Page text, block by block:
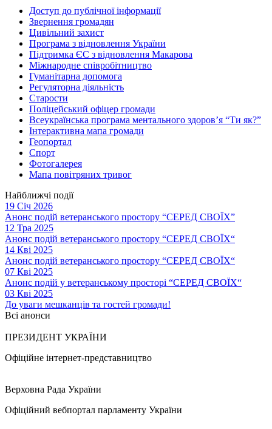
Доступ до публічної інформації
Звернення громадян
Цивільний захист
Програма з відновлення України
Підтримка ЄС з відновлення Макарова
Міжнародне співробітництво
Гуманітарна допомога
Регуляторна діяльність
Старости
Поліцейський офіцер громади
Всеукраїнська програма ментального здоров’я “Ти як?”
Інтерактивна мапа громади
Геопортал
Спорт
Фотогалерея
Мапа повітряних тривог
Найближчі події
19 Січ 2026
Анонс подій ветеранського простору “СЕРЕД СВОЇХ”
12 Тра 2025
Анонс подій ветеранського простору “СЕРЕД СВОЇХ“
14 Кві 2025
Анонс подій ветеранського простору “СЕРЕД СВОЇХ“
07 Кві 2025
Анонс подій у ветеранському просторі “СЕРЕД СВОЇХ“
03 Кві 2025
До уваги мешканців та гостей громади!
Всі анонси
ПРЕЗИДЕНТ УКРАЇНИ
Офіційне інтернет-представництво
Верховна Рада України
Офіційний вебпортал парламенту України